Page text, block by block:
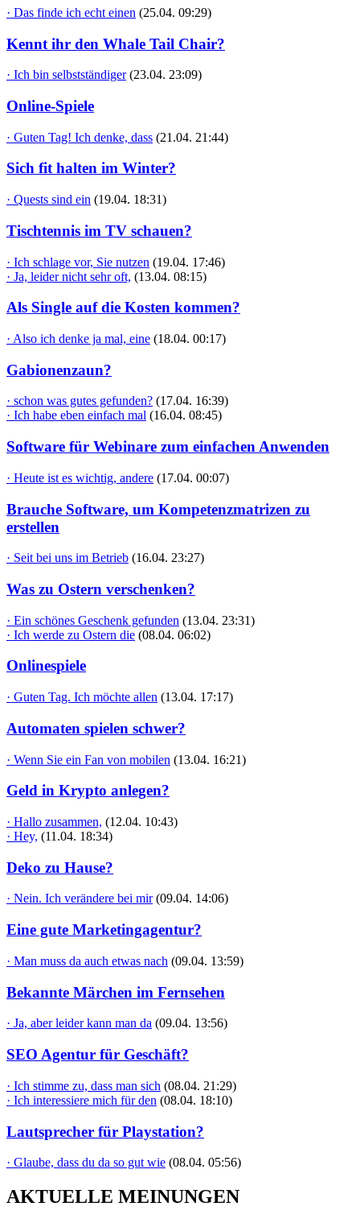
· Das finde ich echt einen (25.04. 09:29)
Kennt ihr den Whale Tail Chair?
· Ich bin selbstständiger (23.04. 23:09)
Online-Spiele
· Guten Tag! Ich denke, dass (21.04. 21:44)
Sich fit halten im Winter?
· Quests sind ein (19.04. 18:31)
Tischtennis im TV schauen?
· Ich schlage vor, Sie nutzen (19.04. 17:46)
· Ja, leider nicht sehr oft, (13.04. 08:15)
Als Single auf die Kosten kommen?
· Also ich denke ja mal, eine (18.04. 00:17)
Gabionenzaun?
· schon was gutes gefunden? (17.04. 16:39)
· Ich habe eben einfach mal (16.04. 08:45)
Software für Webinare zum einfachen Anwenden
· Heute ist es wichtig, andere (17.04. 00:07)
Brauche Software, um Kompetenzmatrizen zu
erstellen
· Seit bei uns im Betrieb (16.04. 23:27)
Was zu Ostern verschenken?
· Ein schönes Geschenk gefunden (13.04. 23:31)
· Ich werde zu Ostern die (08.04. 06:02)
Onlinespiele
· Guten Tag. Ich möchte allen (13.04. 17:17)
Automaten spielen schwer?
· Wenn Sie ein Fan von mobilen (13.04. 16:21)
Geld in Krypto anlegen?
· Hallo zusammen, (12.04. 10:43)
· Hey, (11.04. 18:34)
Deko zu Hause?
· Nein. Ich verändere bei mir (09.04. 14:06)
Eine gute Marketingagentur?
· Man muss da auch etwas nach (09.04. 13:59)
Bekannte Märchen im Fernsehen
· Ja, aber leider kann man da (09.04. 13:56)
SEO Agentur für Geschäft?
· Ich stimme zu, dass man sich (08.04. 21:29)
· Ich interessiere mich für den (08.04. 18:10)
Lautsprecher für Playstation?
· Glaube, dass du da so gut wie (08.04. 05:56)
AKTUELLE MEINUNGEN